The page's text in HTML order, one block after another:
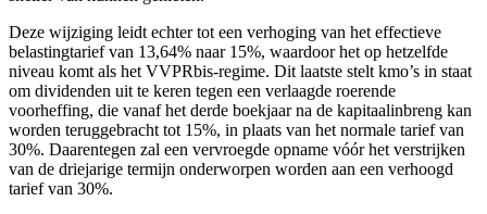
Deze wijziging leidt echter tot een verhoging van het effectieve
belastingtarief van 13,64% naar 15%, waardoor het op hetzelfde
niveau komt als het VVPRbis-regime. Dit laatste stelt kmo’s in staat
om dividenden uit te keren tegen een verlaagde roerende
voorheffing, die vanaf het derde boekjaar na de kapitaalinbreng kan
worden teruggebracht tot 15%, in plaats van het normale tarief van
30%. Daarentegen zal een vervroegde opname vóór het verstrijken
van de driejarige termijn onderworpen worden aan een verhoogd
tarief van 30%.